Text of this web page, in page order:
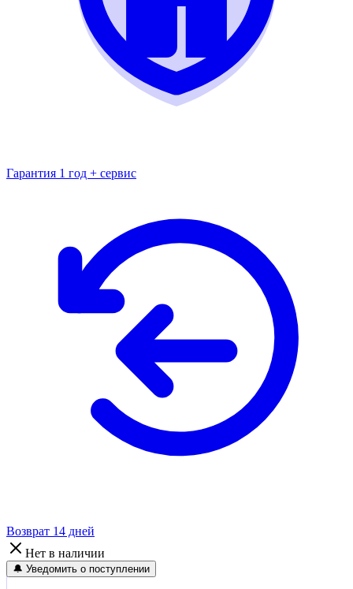
Гарантия 1 год + сервис
Возврат 14 дней
Нет в наличии
🔔 Уведомить о поступлении